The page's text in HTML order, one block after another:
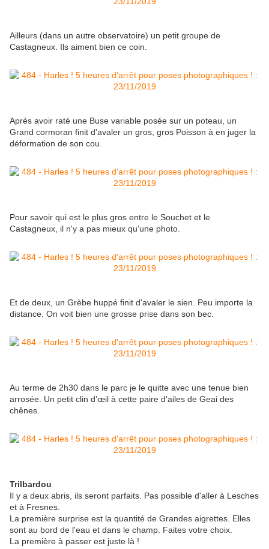
Ailleurs (dans un autre observatoire) un petit groupe de
Castagneux. Ils aiment bien ce coin.
Après avoir raté une Buse variable posée sur un poteau, un
Grand cormoran finit d'avaler un gros, gros Poisson à en juger la
déformation de son cou.
Pour savoir qui est le plus gros entre le Souchet et le
Castagneux, il n'y a pas mieux qu'une photo.
Et de deux, un Grèbe huppé finit d'avaler le sien. Peu importe la
distance. On voit bien une grosse prise dans son bec.
Au terme de 2h30 dans le parc je le quitte avec une tenue bien
arrosée. Un petit clin d’œil à cette paire d'ailes de Geai des
chênes.
Trilbardou
Il y a deux abris, ils seront parfaits. Pas possible d'aller à Lesches
et à Fresnes.
La première surprise est la quantité de Grandes aigrettes. Elles
sont au bord de l'eau et dans le champ. Faites votre choix.
La première à passer est juste là !